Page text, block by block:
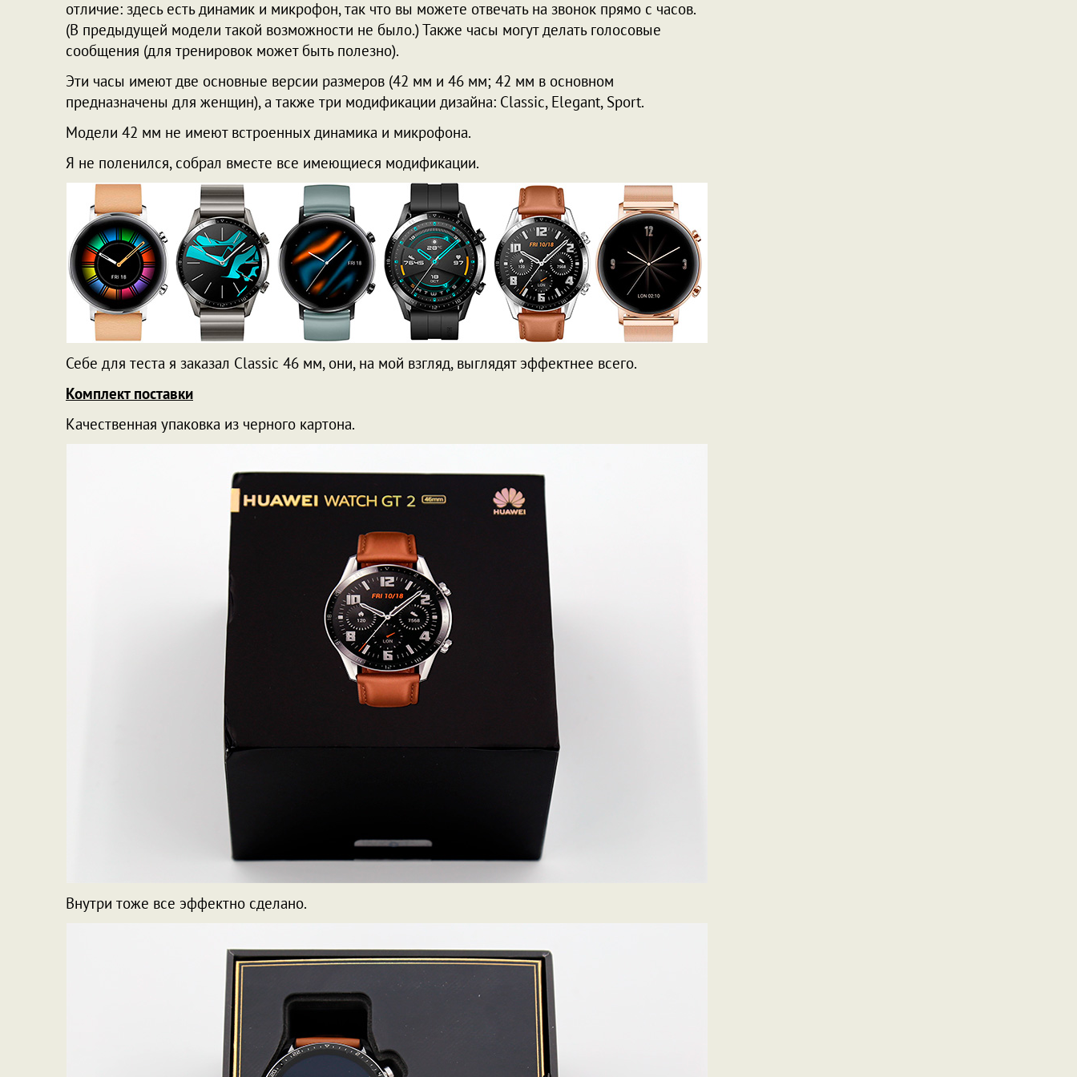
отличие: здесь есть динамик и микрофон, так что вы можете отвечать на звонок прямо с часов.
(В предыдущей модели такой возможности не было.) Также часы могут делать голосовые
сообщения (для тренировок может быть полезно).
Эти часы имеют две основные версии размеров (42 мм и 46 мм; 42 мм в основном
предназначены для женщин), а также три модификации дизайна: Classic, Elegant, Sport.
Модели 42 мм не имеют встроенных динамика и микрофона.
Я не поленился, собрал вместе все имеющиеся модификации.
Себе для теста я заказал Classic 46 мм, они, на мой взгляд, выглядят эффектнее всего.
Комплект поставки
Качественная упаковка из черного картона.
Внутри тоже все эффектно сделано.